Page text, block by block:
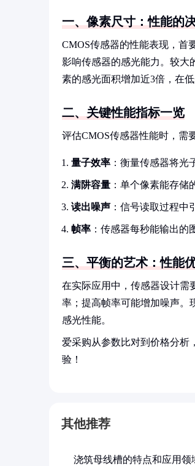
一、像素尺寸：性能的
CMOS传感器的性能表现，首
影响传感器的感光能力。较大
素的感光面积增加近3倍，在
二、关键性能指标一览
评估CMOS传感器性能时，需
量子效率 ：衡量传感器将光
满阱容量 ：单个像素能存储
读出噪声 ：信号读取过程中
帧率 ：传感器每秒能输出
三、平衡的艺术：性能
在实际应用中，传感器设计需
率；提高帧率可能增加噪声。
感光性能。
爱采购从参数比对到价格分析
验！
其他推荐
浇筑母线槽的特点和应用领